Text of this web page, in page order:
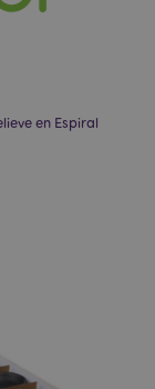
en Espiral